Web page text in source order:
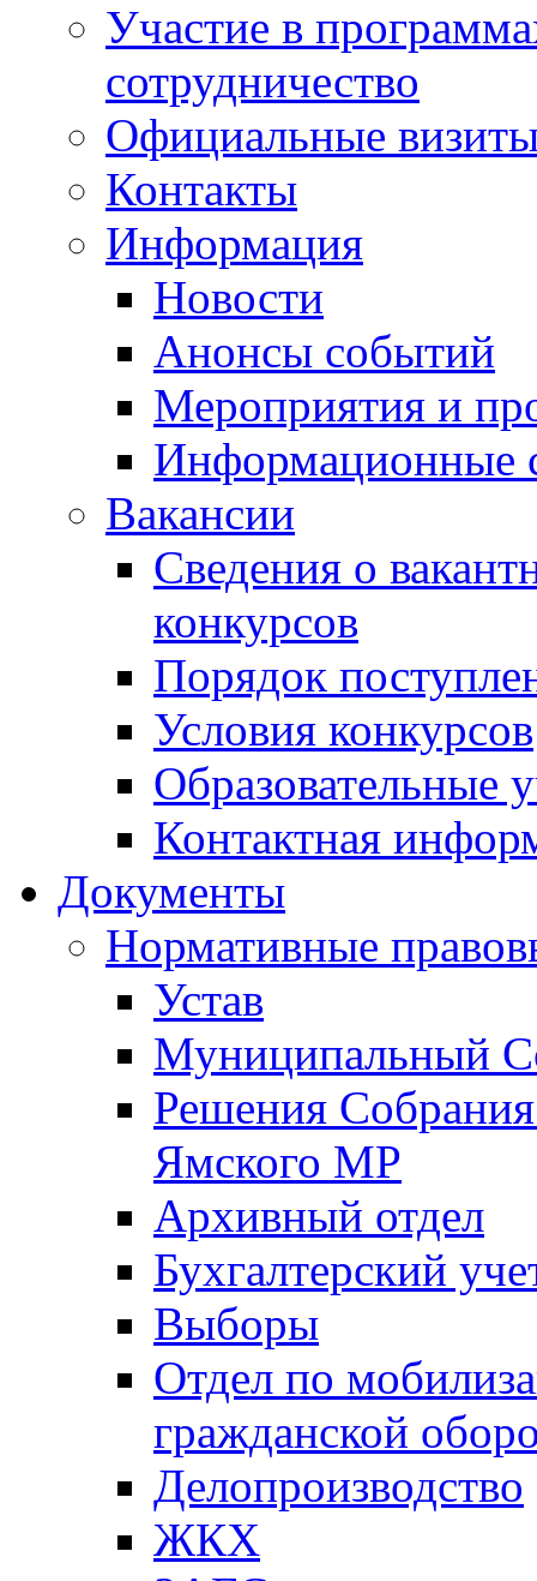
Участие в
сотрудничество
Официальные
Контакты
Информация
Новости
Анонсы событий
Мероприятия и
Информационные
Вакансии
Сведения о
конкурсов
Порядок
Условия конкурсов
Образовательные
Контактная
Документы
Нормативные
Устав
Муниципальный
Решения
Ямского МР
Архивный отдел
Бухгалтерский
Выборы
Отдел по
гражданской
Делопроизводство
ЖКХ